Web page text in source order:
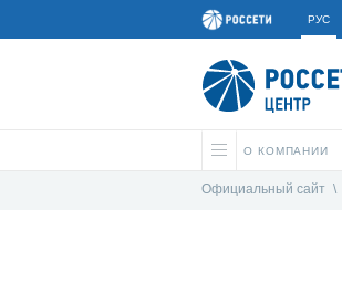
РУС
О КОМПАНИИ
Официальный сайт \